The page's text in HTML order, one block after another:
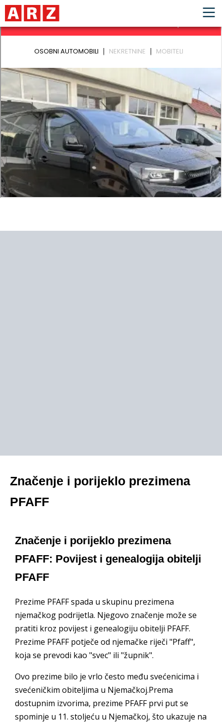
Značenje i porijeklo prezimena
PFAFF
Značenje i porijeklo prezimena
PFAFF: Povijest i genealogija obitelji
PFAFF
Prezime PFAFF spada u skupinu prezimena
njemačkog podrijetla. Njegovo značenje može se
pratiti kroz povijest i genealogiju obitelji PFAFF.
Prezime PFAFF potječe od njemačke riječi "Pfaff",
koja se prevodi kao "svec" ili "župnik".
Ovo prezime bilo je vrlo često među svećenicima i
svećeničkim obiteljima u Njemačkoj.Prema
dostupnim izvorima, prezime PFAFF prvi put se
spominje u 11. stoljeću u Njemačkoj, što ukazuje na